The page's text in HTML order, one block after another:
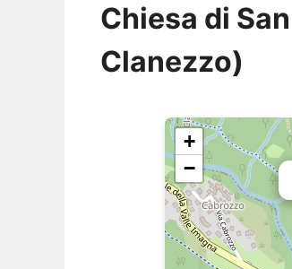
Chiesa di
Clanezzo)
+
−